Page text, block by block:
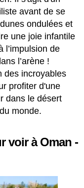
avant de se
ondulées et
une joie infantile
l’impulsion de
l’arène !
des incroyables
profiter d'une
dans le désert
monde.
voir à Oman -